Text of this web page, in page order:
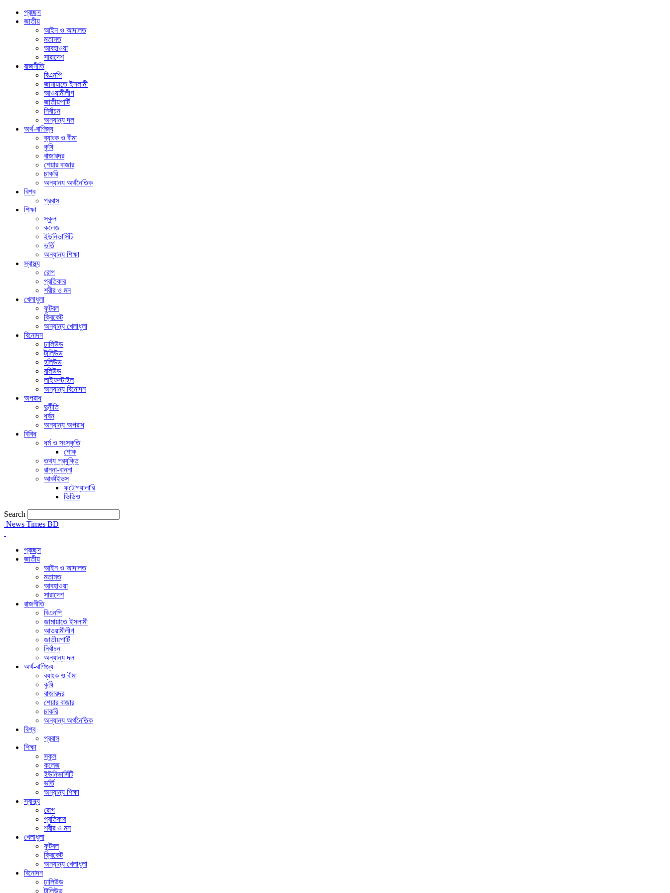
প্রচ্ছদ
জাতীয়
আইন ও আদালত
মতামত
আবহাওয়া
সারাদেশ
রাজনীতি
বিএনপি
জামায়াতে ইসলামী
আওয়ামীলীগ
জাতীয়পার্টি
নির্বাচন
অন্যান্য দল
অর্থ-বাণিজ্য
ব্যাংক ও বীমা
কৃষি
বাজারদর
শেয়ার বাজার
চাকরি
অন্যান্য অর্থনৈতিক
বিশ্ব
প্রবাস
শিক্ষা
স্কুল
কলেজ
ইউনিভার্সিটি
ভর্তি
অন্যান্য শিক্ষা
স্বাস্থ্য
রোগ
প্রতিকার
শরীর ও মন
খেলাধুলা
ফুটবল
ক্রিকেট
অন্যান্য খেলাধুলা
বিনোদন
ঢালিউড
টালিউড
হলিউড
বলিউড
লাইফস্টাইল
অন্যান্য বিনোদন
অপরাধ
দুর্নীতি
ধর্ষন
অন্যান্য অপরাধ
বিবিধ
ধর্ম ও সংস্কৃতি
শোক
তথ্য প্রযুক্তি
রান্না-বান্না
আর্কাইভস
ফটোগ্যালারি
ভিডিও
Search
News Times BD
প্রচ্ছদ
জাতীয়
আইন ও আদালত
মতামত
আবহাওয়া
সারাদেশ
রাজনীতি
বিএনপি
জামায়াতে ইসলামী
আওয়ামীলীগ
জাতীয়পার্টি
নির্বাচন
অন্যান্য দল
অর্থ-বাণিজ্য
ব্যাংক ও বীমা
কৃষি
বাজারদর
শেয়ার বাজার
চাকরি
অন্যান্য অর্থনৈতিক
বিশ্ব
প্রবাস
শিক্ষা
স্কুল
কলেজ
ইউনিভার্সিটি
ভর্তি
অন্যান্য শিক্ষা
স্বাস্থ্য
রোগ
প্রতিকার
শরীর ও মন
খেলাধুলা
ফুটবল
ক্রিকেট
অন্যান্য খেলাধুলা
বিনোদন
ঢালিউড
টালিউড